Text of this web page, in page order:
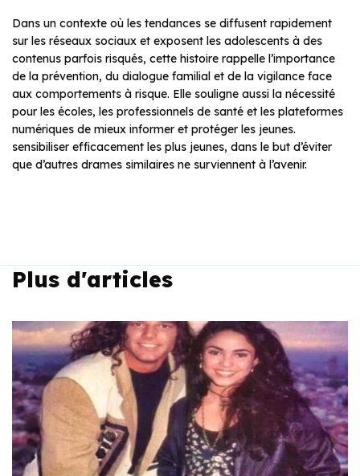
Dans un contexte où les tendances se diffusent rapidement
sur les réseaux sociaux et exposent les adolescents à des
contenus parfois risqués, cette histoire rappelle l’importance
de la prévention, du dialogue familial et de la vigilance face
aux comportements à risque. Elle souligne aussi la nécessité
pour les écoles, les professionnels de santé et les plateformes
numériques de mieux informer et protéger les jeunes.
sensibiliser efficacement les plus jeunes, dans le but d’éviter
que d’autres drames similaires ne surviennent à l’avenir.
Plus d'articles